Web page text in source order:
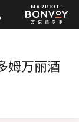
姆万丽酒